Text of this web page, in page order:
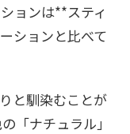
ョンは**スティ
ションと比べて
と馴染むことが
「ナチュラル」